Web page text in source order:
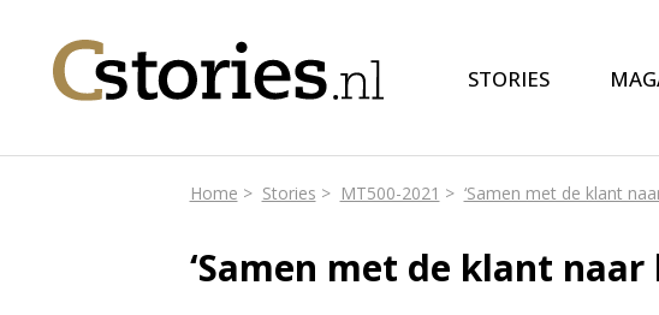
STORIES
Home Stories MT500-2021 ‘Samen met de klant
‘Samen met de klant